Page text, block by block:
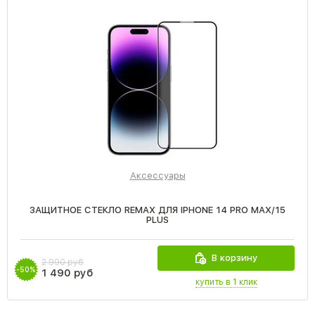
Аксессуары
ЗАЩИТНОЕ СТЕКЛО REMAX ДЛЯ IPHONE 14 PRO MAX/15
PLUS
-50%
2 990 руб
1 490 руб
В корзину
купить в 1 клик